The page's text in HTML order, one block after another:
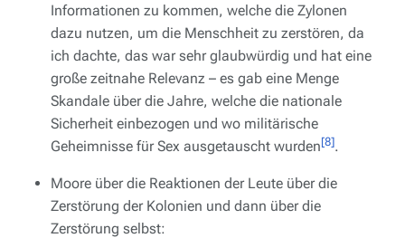
Informationen zu kommen, welche die Zylonen
dazu nutzen, um die Menschheit zu zerstören, da
ich dachte, das war sehr glaubwürdig und hat eine
große zeitnahe Relevanz – es gab eine Menge
Skandale über die Jahre, welche die nationale
Sicherheit einbezogen und wo militärische
Geheimnisse für Sex ausgetauscht wurden[8].
Moore über die Reaktionen der Leute über die
Zerstörung der Kolonien und dann über die
Zerstörung selbst: